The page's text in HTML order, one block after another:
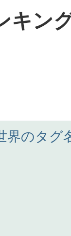
キン
界のタグ